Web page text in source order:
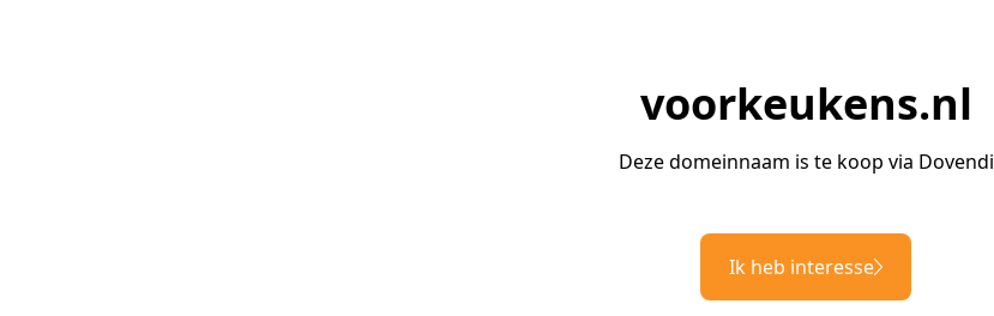
voorkeukens.nl
Deze domeinnaam is te koop via Dovendi
Ik heb interesse